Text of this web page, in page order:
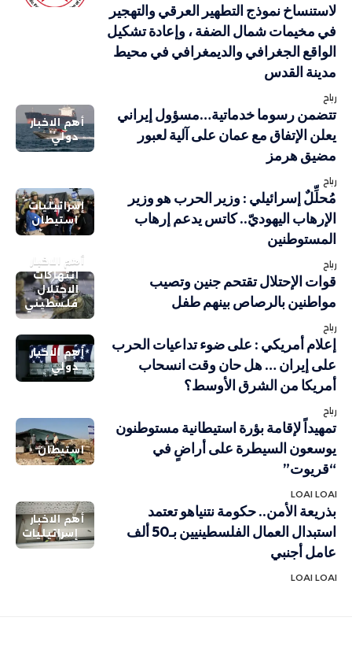
لاستنساخ نموذج التطهير العرقي والتهجير
في مخيمات شمال الضفة ، وإعادة تشكيل
الواقع الجغرافي والديمغرافي في محيط
مدينة القدس
رباح
أهم الاخبار
دولي
تتضمن رسوما خدماتية…مسؤول إيراني
يعلن الإتفاق مع عمان على آلية لعبور
مضيق هرمز
رباح
إسرائيليات
استيطان
مُحلِّلٌ إسرائيلي : وزير الحرب هو وزير
الإرهاب اليهوديّ.. كاتس يدعم إرهاب
المستوطنين
رباح
أهم الاخبار
انتهاكات
الاحتلال
فلسطيني
قوات الإحتلال تقتحم جنين وتصيب
مواطنين بالرصاص بينهم طفل
رباح
أهم الاخبار
دولي
إعلام أمريكي : على ضوء تداعيات الحرب
على إيران … هل حان وقت انسحاب
أمريكا من الشرق الأوسط؟
رباح
استيطان
تمهيداً لإقامة بؤرة استيطانية مستوطنون
يوسعون السيطرة على أراضٍ في
“قريوت”
LOAI LOAI
أهم الاخبار
إسرائيليات
بذريعة الأمن.. حكومة نتنياهو تعتمد
استبدال العمال الفلسطينيين بـ50 ألف
عامل أجنبي
LOAI LOAI